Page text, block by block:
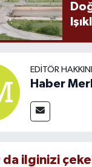
EDITÖR
Haber
da ilginizi